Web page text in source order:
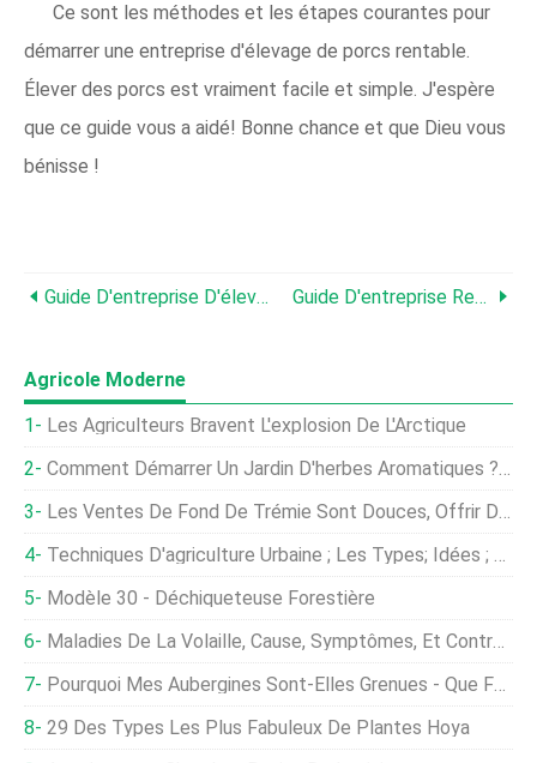
Ce sont les méthodes et les étapes courantes pour
démarrer une entreprise d'élevage de porcs rentable.
Élever des porcs est vraiment facile et simple. J'espère
que ce guide vous a aidé! Bonne chance et que Dieu vous
bénisse !
Guide D'entreprise D'élevage De Chèvres Rentable Pour Les Débutants Guide D'entreprise Rentable D'élevage De Cerfs Pour Les Débutants
Agricole Moderne
Les Agriculteurs Bravent L'explosion De L'Arctique
Comment Démarrer Un Jardin D'herbes Aromatiques ? Voici Tout Ce Que Vous Devez Savoir
Les Ventes De Fond De Trémie Sont Douces, Offrir De Bonnes Affaires
Techniques D'agriculture Urbaine ; Les Types; Idées ; Avantages
Modèle 30 - Déchiqueteuse Forestière
Maladies De La Volaille, Cause, Symptômes, Et Contrôle
Pourquoi Mes Aubergines Sont-Elles Grenues - Que Faire Pour Les Aubergines Grenues
29 Des Types Les Plus Fabuleux De Plantes Hoya